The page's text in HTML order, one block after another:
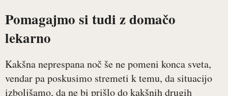
Pomagajmo si tudi z domačo
lekarno
Kakšna neprespana noč še ne pomeni konca sveta,
vendar pa poskusimo stremeti k temu, da situacijo
izboljšamo, da ne bi prišlo do kakšnih drugih